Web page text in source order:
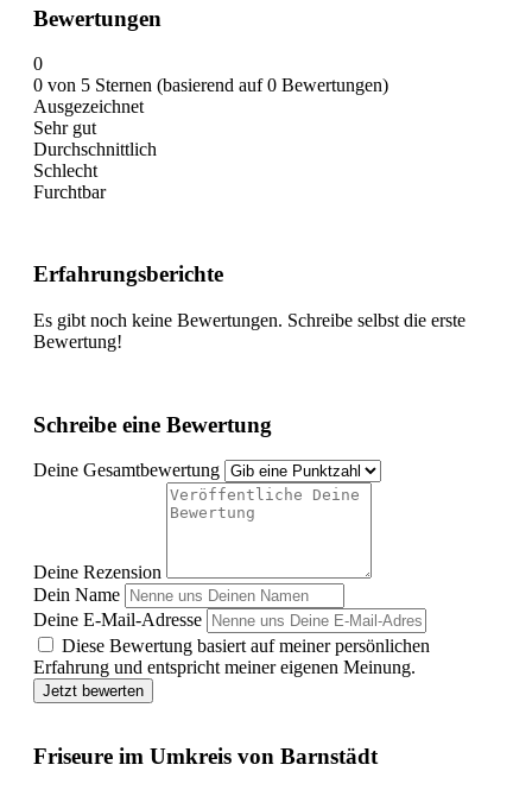
Bewertungen
0
0 von 5 Sternen (basierend auf 0 Bewertungen)
Ausgezeichnet
Sehr gut
Durchschnittlich
Schlecht
Furchtbar
Erfahrungsberichte
Es gibt noch keine Bewertungen. Schreibe selbst die erste
Bewertung!
Schreibe eine Bewertung
Deine Gesamtbewertung
Deine Rezension
Dein Name
Deine E-Mail-Adresse
Diese Bewertung basiert auf meiner persönlichen
Erfahrung und entspricht meiner eigenen Meinung.
Jetzt bewerten
Friseure im Umkreis von Barnstädt